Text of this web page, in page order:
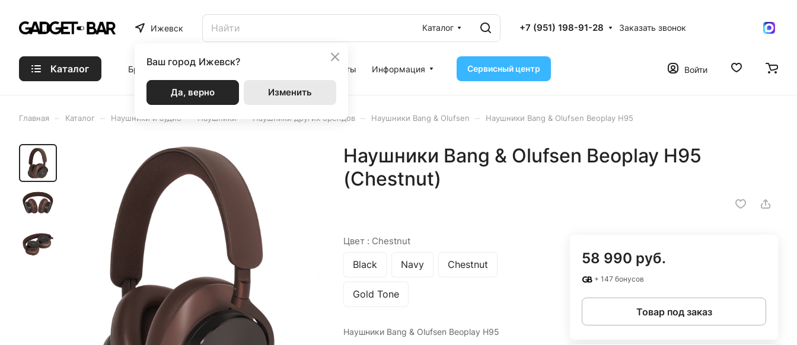
Ижевск
Ваш город Ижевск?
Да, верно Изменить
Каталог +7 (951) 198-91-28 Заказать звонок
Каталог Бренды Статьи Акции Контакты Информация Сервисный центр Войти
Главная Каталог Наушники и аудио Наушники Наушники других брендов Наушники Bang & Olufsen Наушники Bang & Olufsen Beoplay H95
Наушники Bang & Olufsen Beoplay H95
(Chestnut)
Цвет : Chestnut
Black Navy Chestnut
Gold Tone
Наушники Bang & Olufsen Beoplay H95
58 990 руб.
+ 147 бонусов
Товар под заказ